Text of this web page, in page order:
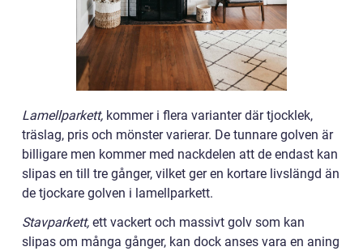
Lamellparkett, kommer i flera varianter där tjocklek,
träslag, pris och mönster varierar. De tunnare golven är
billigare men kommer med nackdelen att de endast kan
slipas en till tre gånger, vilket ger en kortare livslängd än
de tjockare golven i lamellparkett.
Stavparkett, ett vackert och massivt golv som kan
slipas om många gånger, kan dock anses vara en aning